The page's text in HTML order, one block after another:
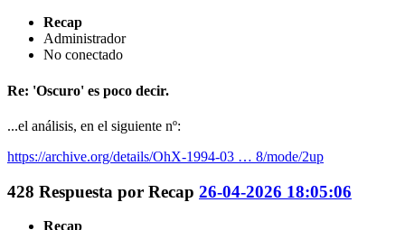
Recap
Administrador
No conectado
Re: 'Oscuro' es poco decir.
...el análisis, en el siguiente nº:
https://archive.org/details/OhX-1994-03 … 8/mode/2up
428 Respuesta por Recap 26-04-2026 18:05:06
Recap